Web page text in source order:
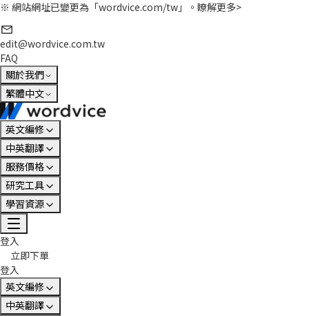
※ 網站網址已變更為「wordvice.com/tw」。 瞭解更多>
edit@wordvice.com.tw
FAQ
關於我們
繁體中文
英文編修
中英翻譯
服務價格
研究工具
學習資源
登入
立即下單
登入
英文編修
中英翻譯